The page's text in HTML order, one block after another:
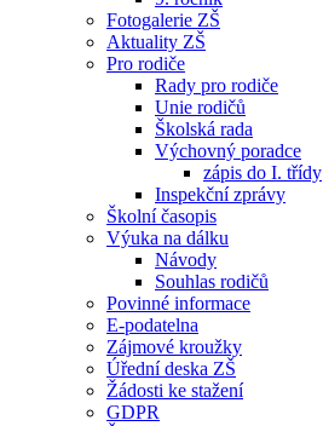
Fotogalerie ZŠ
Aktuality ZŠ
Pro rodiče
Rady pro rodiče
Unie rodičů
Školská rada
Výchovný poradce
zápis do I. třídy
Inspekční zprávy
Školní časopis
Výuka na dálku
Návody
Souhlas rodičů
Povinné informace
E-podatelna
Zájmové kroužky
Úřední deska ZŠ
Žádosti ke stažení
GDPR